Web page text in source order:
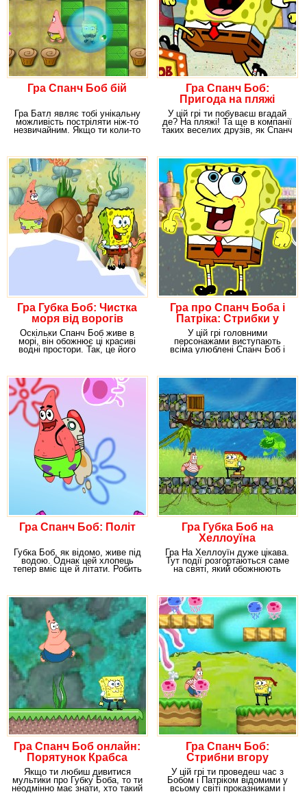
Гра Спанч Боб бій
Гра Батл являє тобі унікальну
можливість постріляти ніж-то
незвичайним. Якщо ти коли-то
Гра Спанч Боб:
Пригода на пляжі
У цій грі ти побуваєш вгадай
де? На пляжі! Та ще в компанії
таких веселих друзів, як Спанч
Гра Губка Боб: Чистка
моря від ворогів
Оскільки Спанч Боб живе в
морі, він обожнює ці красиві
водні простори. Так, це його
Гра про Спанч Боба і
Патріка: Стрибки у
висоту
У цій грі головними
персонажами виступають
всіма улюблені Спанч Боб і
Гра Спанч Боб: Політ
Губка Боб, як відомо, живе під
водою. Однак цей хлопець
тепер вміє ще й літати. Робить
Гра Губка Боб на
Хеллоуїна
Гра На Хеллоуїн дуже цікава.
Тут події розгортаються саме
на святі, який обожнюють
Гра Спанч Боб онлайн:
Порятунок Крабса
Якщо ти любиш дивитися
мультики про Губку Боба, то ти
неодмінно має знати, хто такий
Гра Спанч Боб:
Стрибни вгору
У цій грі ти проведеш час з
Бобом і Патріком відомими у
всьому світі проказниками і